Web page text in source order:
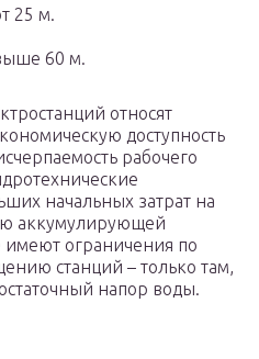
25 м.
60 м.
относят
доступность
рабочего
начальных затрат на
аккумулирующей
имеют ограничения по
станций – только там,
напор воды.